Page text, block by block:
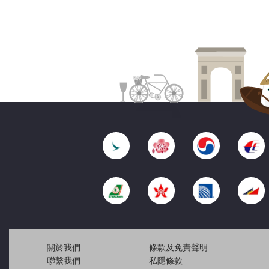
關於我們
聯繫我們
條款及免責聲明
私隱條款